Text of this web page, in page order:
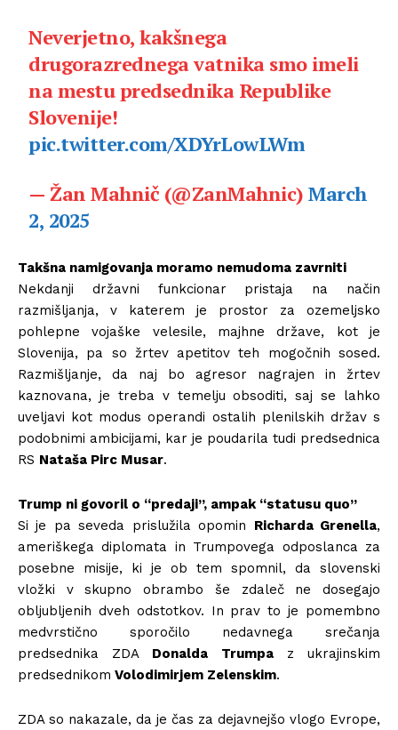
Neverjetno, kakšnega
drugorazrednega vatnika smo imeli
na mestu predsednika Republike
Slovenije!
pic.twitter.com/XDYrLowLWm
— Žan Mahnič (@ZanMahnic)March
2, 2025
Takšna namigovanja moramo nemudoma zavrniti
Nekdanji državni funkcionar pristaja na način
razmišljanja, v katerem je prostor za ozemeljsko
pohlepne vojaške velesile, majhne države, kot je
Slovenija, pa so žrtev apetitov teh mogočnih sosed.
Razmišljanje, da naj bo agresor nagrajen in žrtev
kaznovana, je treba v temelju obsoditi, saj se lahko
uveljavi kot modus operandi ostalih plenilskih držav s
podobnimi ambicijami, kar je poudarila tudi predsednica
RS Nataša Pirc Musar.
Trump ni govoril o “predaji”, ampak “statusu quo”
Si je pa seveda prislužila opomin Richarda Grenella,
ameriškega diplomata in Trumpovega odposlanca za
posebne misije, ki je ob tem spomnil, da slovenski
vložki v skupno obrambo še zdaleč ne dosegajo
obljubljenih dveh odstotkov. In prav to je pomembno
medvrstično sporočilo nedavnega srečanja
predsednika ZDA Donalda Trumpaz ukrajinskim
predsednikom Volodimirjem Zelenskim.
ZDA so nakazale, da je čas za dejavnejšo vlogo Evrope,